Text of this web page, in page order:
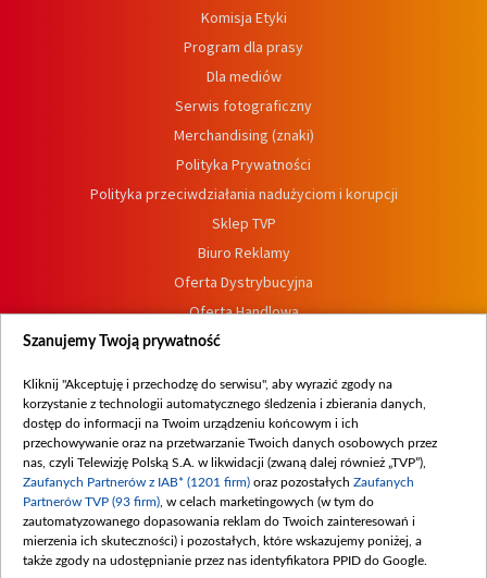
Komisja Etyki
Program dla prasy
Dla mediów
Serwis fotograficzny
Merchandising (znaki)
Polityka Prywatności
Polityka przeciwdziałania nadużyciom i korupcji
Sklep TVP
Biuro Reklamy
Oferta Dystrybucyjna
Oferta Handlowa
Dostępność
Procedura zgłoszeń wewnętrznych
Szanujemy Twoją prywatność
Kliknij "Akceptuję i przechodzę do serwisu", aby wyrazić zgody na
korzystanie z technologii automatycznego śledzenia i zbierania danych,
dostęp do informacji na Twoim urządzeniu końcowym i ich
przechowywanie oraz na przetwarzanie Twoich danych osobowych przez
nas, czyli Telewizję Polską S.A. w likwidacji (zwaną dalej również „TVP”),
Zaufanych Partnerów z IAB* (1201 firm) oraz pozostałych Zaufanych
Partnerów TVP (93 firm) , w celach marketingowych (w tym do
zautomatyzowanego dopasowania reklam do Twoich zainteresowań i
mierzenia ich skuteczności) i pozostałych, które wskazujemy poniżej, a
także zgody na udostępnianie przez nas identyfikatora PPID do Google.